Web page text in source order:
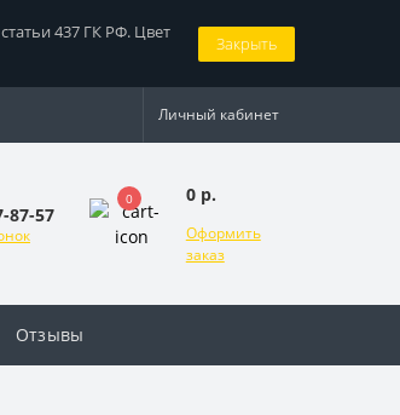
437 ГК РФ. Цвет
Закрыть
Личный кабинет
87-57
0 0 р.
Оформить
заказ
Отзывы